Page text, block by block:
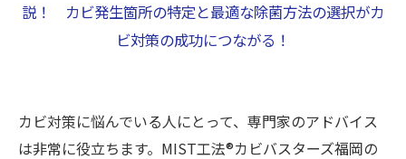
説！ カビ発生箇所の特定と最適な除菌方法の選択がカ
ビ対策の成功につながる！
カビ対策に悩んでいる人にとって、専門家のアドバイス
は非常に役立ちます。MIST工法®カビバスターズ福岡の